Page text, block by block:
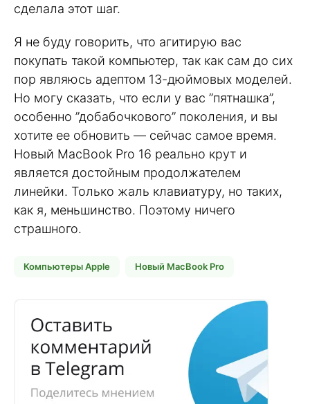
сделала этот шаг.
Я не буду говорить, что агитирую вас
покупать такой компьютер, так как сам до сих
пор являюсь адептом 13-дюймовых моделей.
Но могу сказать, что если у вас ”пятнашка”,
особенно ”добабочкового” поколения, и вы
хотите ее обновить — сейчас самое время.
Новый MacBook Pro 16 реально крут и
является достойным продолжателем
линейки. Только жаль клавиатуру, но таких,
как я, меньшинство. Поэтому ничего
страшного.
Компьютеры Apple Новый MacBook Pro